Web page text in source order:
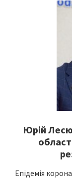
Юрій
Епідемія